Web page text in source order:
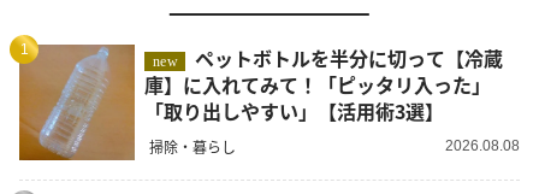
1
new
ペットボトルを半分に切って【冷蔵
庫】に入れてみて！「ピッタリ入った」
「取り出しやすい」【活用術3選】
掃除・暮らし 2026.08.08